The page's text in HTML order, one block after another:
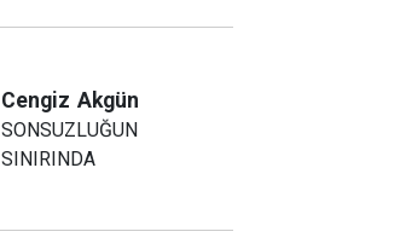
Cengiz Akgün
SONSUZLUĞUN
SINIRINDA